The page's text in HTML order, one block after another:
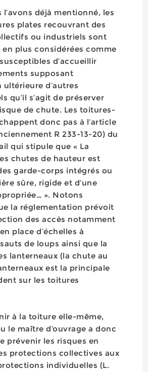
l’avons déjà mentionné, les
plates recouvrant des
ou industriels sont
en plus considérées comme
d’accueillir
supposant
ultérieure d’autres
qu’il s’agit de préserver
de chute. Les toitures-
donc pas à l’article
R 233-13-20) du
qui stipule que « La
chutes de hauteur est
garde-corps intégrés ou
sûre, rigide et d’une
». Notons
la réglementation prévoit
des accès notamment
place d’échelles à
de loups ainsi que la
lanterneaux (la chute au
est la principale
sur les toitures
à la toiture elle-même,
le maître d’ouvrage a donc
prévenir les risques en
protections collectives aux
individuelles (L.